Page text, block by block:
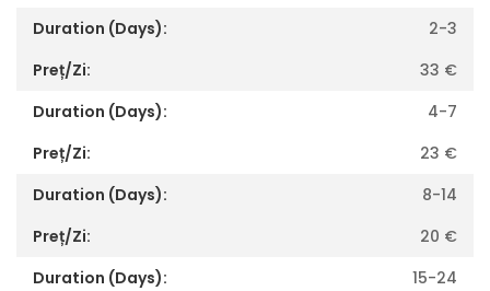
2-3
33 €
4-7
23 €
8-14
20 €
15-24